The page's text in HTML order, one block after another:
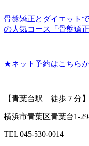
骨盤矯正とダイエット
の人気コース「骨盤矯
★ネット予約はこちら
【青葉台駅 徒歩７分
横浜市青葉区青葉台1-
TEL 045-530-0014